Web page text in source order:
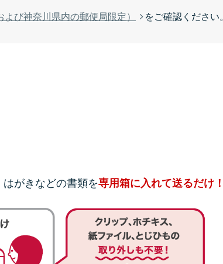
び神奈川県内の郵便局限定） をご確認ください。
がきなどの書類を専用箱に入れて送るだけ！